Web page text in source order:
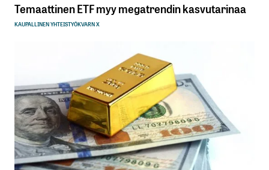
Temaattinen ETF myy megatrendin kasvutarinaa
KAUPALLINEN YHTEISTYÖKVARN X